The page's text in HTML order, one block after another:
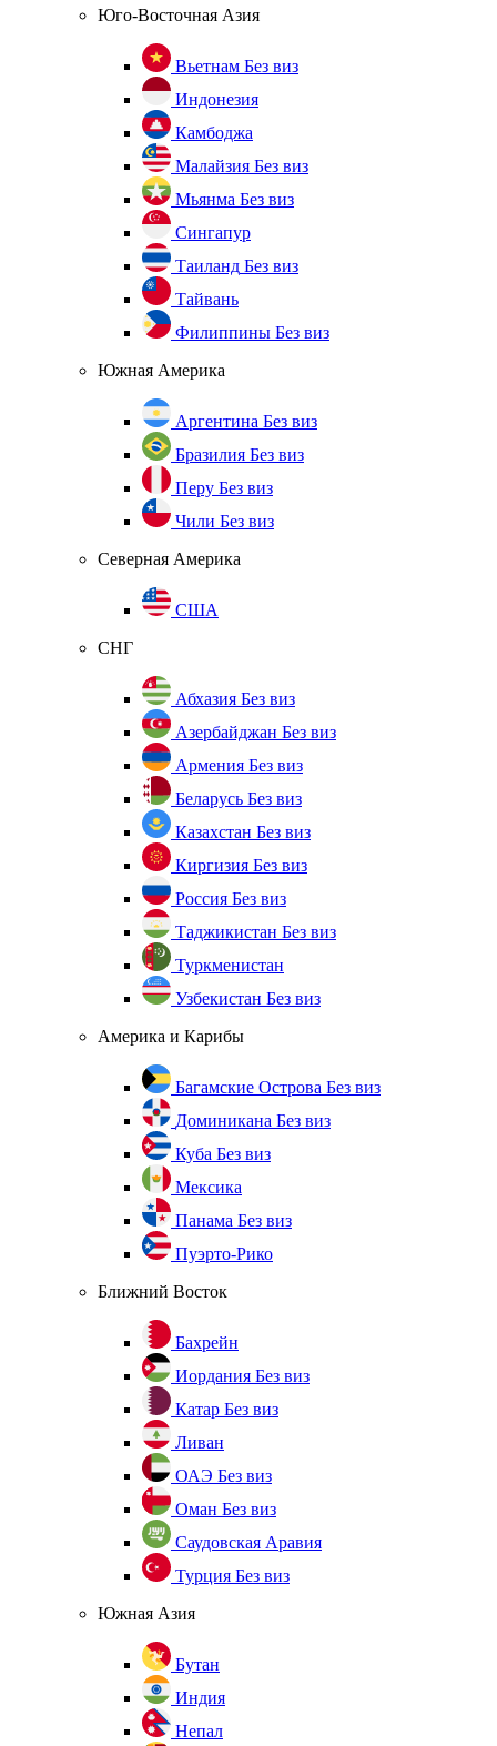
Юго-Восточная Азия
Вьетнам Без виз
Индонезия
Камбоджа
Малайзия Без виз
Мьянма Без виз
Сингапур
Таиланд Без виз
Тайвань
Филиппины Без виз
Южная Америка
Аргентина Без виз
Бразилия Без виз
Перу Без виз
Чили Без виз
Северная Америка
США
СНГ
Абхазия Без виз
Азербайджан Без виз
Армения Без виз
Беларусь Без виз
Казахстан Без виз
Киргизия Без виз
Россия Без виз
Таджикистан Без виз
Туркменистан
Узбекистан Без виз
Америка и Карибы
Багамские Острова Без виз
Доминикана Без виз
Куба Без виз
Мексика
Панама Без виз
Пуэрто-Рико
Ближний Восток
Бахрейн
Иордания Без виз
Катар Без виз
Ливан
ОАЭ Без виз
Оман Без виз
Саудовская Аравия
Турция Без виз
Южная Азия
Бутан
Индия
Непал